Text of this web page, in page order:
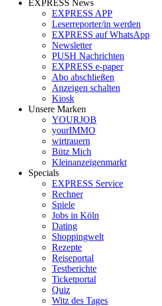
EXPRESS News
EXPRESS APP
Leserreporter/in werden
EXPRESS auf WhatsApp
Newsletter
PUSH Nachrichten
EXPRESS e-paper
Abo abschließen
Anzeigen schalten
Kiosk
Unsere Marken
YOURJOB
yourIMMO
wirtrauern
Bütz Mich
Kleinanzeigenmarkt
Specials
EXPRESS Service
Rechner
Spiele
Jobs in Köln
Dating
Shoppingwelt
Rezepte
Reiseportal
Testberichte
Ticketportal
Quiz
Witz des Tages